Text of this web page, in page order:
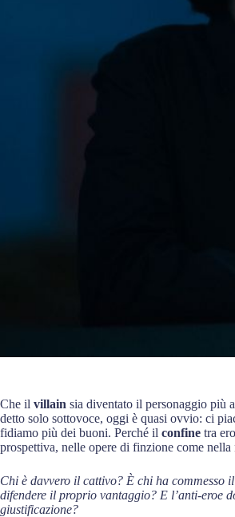
Che il villain sia diventato il personaggio più
detto solo sottovoce, oggi è quasi ovvio: ci
fidiamo più dei buoni. Perché il confine tra
prospettiva, nelle opere di finzione come nella
Chi è davvero il cattivo? È chi ha commesso
difendere il proprio vantaggio? E l’anti-eroe
giustificazione?